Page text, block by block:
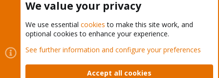
Cookies
Proxmox Support Forum - Light Mode
Contact us
Terms and rules Privacy policy Help Home
We value your privacy
We use essential cookies to make this site work, and
optional cookies to enhance your experience.
See further information and configure your preferences
Accept all cookies